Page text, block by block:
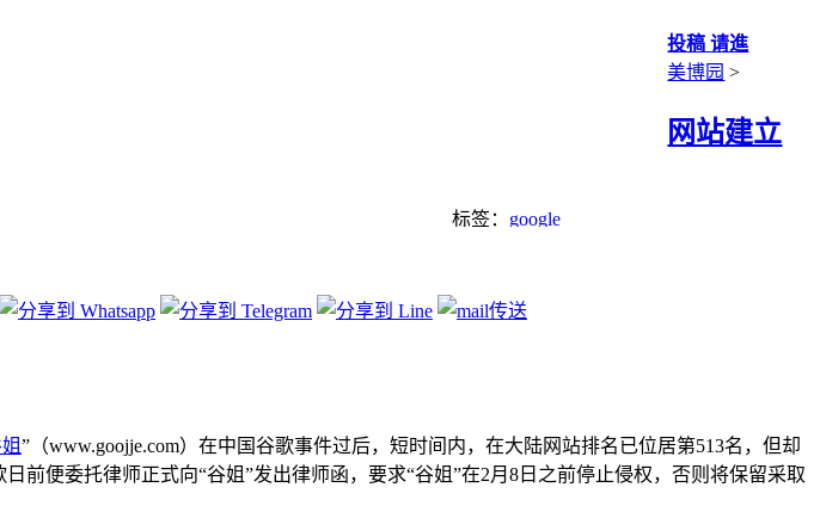
投稿 请進
美博园 >
网站建立
标签： google
”（www.goojje.com）在中国谷歌事件过后，短时间内，在大陆网站排名已位居第513名，但却
便委托律师正式向“谷姐”发出律师函，要求“谷姐”在2月8日之前停止侵权，否则将保留采取